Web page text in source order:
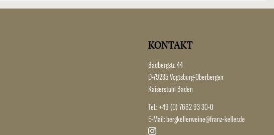
KONTAKT
Badbergstr. 44
D-79235 Vogtsburg-Oberbergen
Kaiserstuhl Baden
Tel.: +49 (0) 7662 93 30-0
E-Mail:bergkellerweine@franz-keller.de